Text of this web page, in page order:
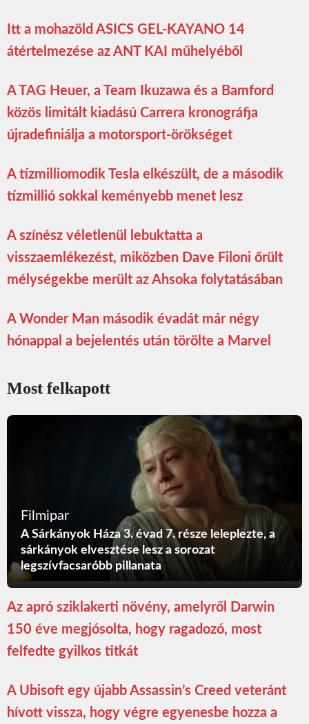
Itt a mohazöld ASICS GEL-KAYANO 14
átértelmezése az ANT KAI műhelyéből
A TAG Heuer, a Team Ikuzawa és a Bamford
közös limitált kiadású Carrera kronográfja
újradefiniálja a motorsport-örökséget
A tízmilliomodik Tesla elkészült, de a második
tízmillió sokkal keményebb menet lesz
A színész véletlenül lebuktatta a
visszaemlékezést, miközben Dave Filoni őrült
mélységekbe merült az Ahsoka folytatásában
A Wonder Man második évadát már négy
hónappal a bejelentés után törölte a Marvel
Most felkapott
Filmipar
A Sárkányok Háza 3. évad 7. része leleplezte, a
sárkányok elvesztése lesz a sorozat
legszívfacsaróbb pillanata
Az apró sziklakerti növény, amelyről Darwin
150 éve megjósolta, hogy ragadozó, most
felfedte gyilkos titkát
A Ubisoft egy újabb Assassin’s Creed veteránt
hívott vissza, hogy végre egyenesbe hozza a